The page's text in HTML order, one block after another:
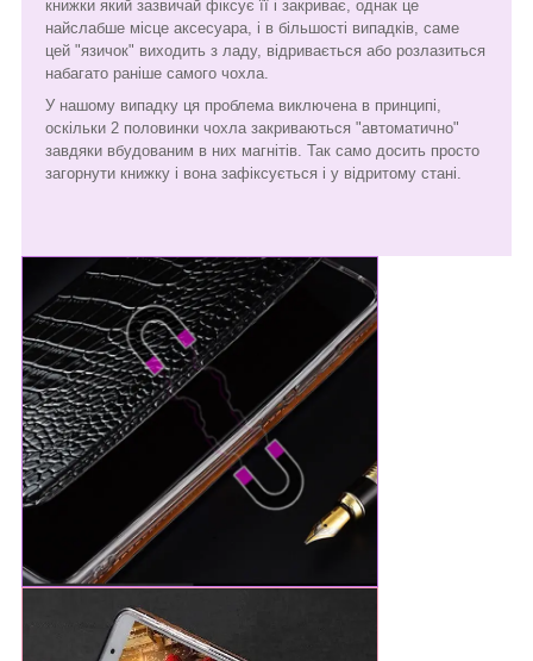
книжки який зазвичай фіксує її і закриває, однак це
найслабше місце аксесуара, і в більшості випадків, саме
цей "язичок" виходить з ладу, відривається або розлазиться
набагато раніше самого чохла.
У нашому випадку ця проблема виключена в принципі,
оскільки 2 половинки чохла закриваються "автоматично"
завдяки вбудованим в них магнітів. Так само досить просто
загорнути книжку і вона зафіксується і у відритому стані.